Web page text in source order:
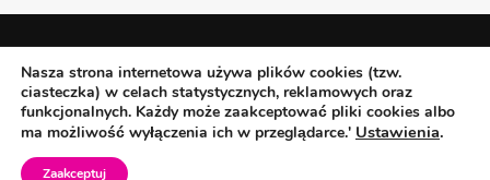
@2019 - All Right Reserved. Designed and Developed by WegePerspektywy
Nasza strona internetowa używa plików cookies (tzw.
ciasteczka) w celach statystycznych, reklamowych oraz
funkcjonalnych. Każdy może zaakceptować pliki cookies albo
ma możliwość wyłączenia ich w przeglądarce.' Ustawienia.
Zaakceptuj